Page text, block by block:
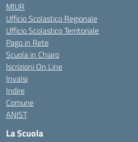
MIUR
Ufficio Scolastico Regionale
Ufficio Scolastico Territoriale
Pago in Rete
Scuola in Chiaro
Iscrizioni On Line
Invalsi
Indire
Comune
ANIST
La Scuola